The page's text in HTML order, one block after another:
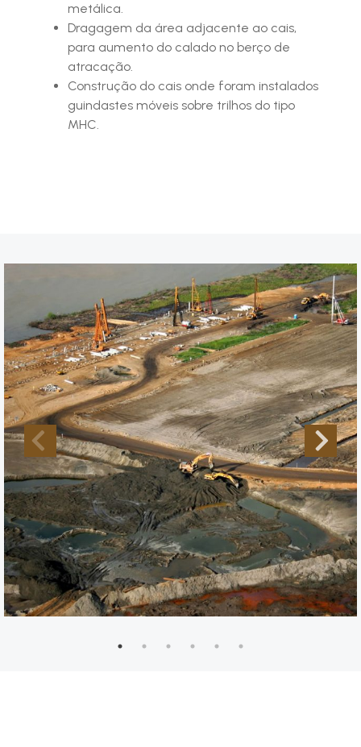
metálica.
Dragagem da área adjacente ao cais,
para aumento do calado no berço de
atracação.
Construção do cais onde foram instalados
guindastes móveis sobre trilhos do tipo
MHC.